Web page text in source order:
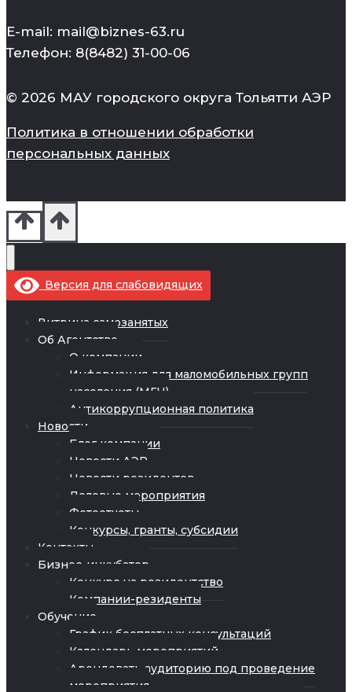
E-mail: mail@biznes-63.ru
Телефон: 8(8482) 31-00-06
© 2026 МАУ городского округа Тольятти АЭР
Политика в отношении обработки
персональных данных
Версия для слабовидящих
Витрина самозанятых
Об Агентстве
О компании
Информация для маломобильных групп
населения (МГН)
Антикоррупционная политика
Новости
Блог компании
Новости АЭР
Новости резидентов
Деловые мероприятия
Фотоотчеты
Конкурсы, гранты, субсидии
Контакты
Бизнес-инкубатор
Конкурс на резидентство
Компании-резиденты
Обучение
График бесплатных консультаций
Календарь мероприятий
Арендовать аудиторию под проведение
мероприятия